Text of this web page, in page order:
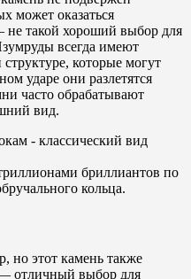
может оказаться
такой хороший выбор для
всегда имеют
которые могут
ударе они разлетятся
часто обрабатывают
вид.
бриллиантов по
кольца.
но этот камень также
отличный выбор для